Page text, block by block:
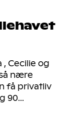
Cecilie og
nære
få privatliv
90...